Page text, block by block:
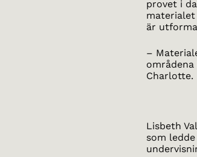
provet i
är
–
Charlotte.
Lisbeth
som